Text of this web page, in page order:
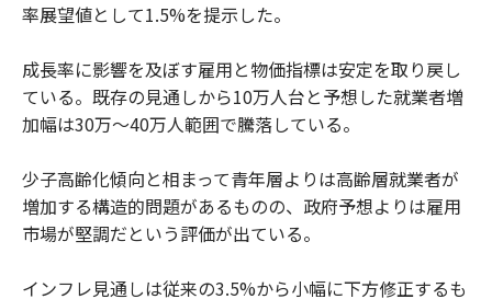
率展望値として1.5%を提示した。
成長率に影響を及ぼす雇用と物価指標は安定を取り戻し
ている。既存の見通しから10万人台と予想した就業者増
加幅は30万～40万人範囲で騰落している。
少子高齢化傾向と相まって青年層よりは高齢層就業者が
増加する構造的問題があるものの、政府予想よりは雇用
市場が堅調だという評価が出ている。
インフレ見通しは従来の3.5%から小幅に下方修正するも